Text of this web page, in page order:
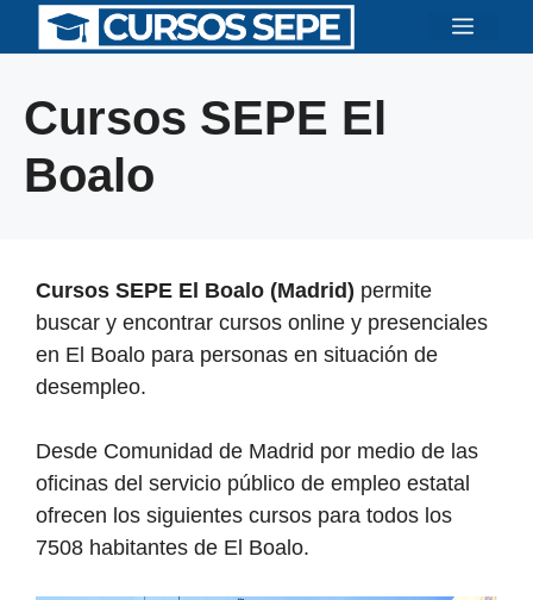
Saltar
Menú
Cursos SEPE El
Boalo
Cursos SEPE El Boalo (Madrid) permite
buscar y encontrar cursos online y presenciales
en El Boalo para personas en situación de
desempleo.
Desde Comunidad de Madrid por medio de las
oficinas del servicio público de empleo estatal
ofrecen los siguientes cursos para todos los
7508 habitantes de El Boalo.